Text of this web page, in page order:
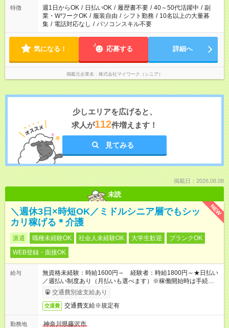
特徴 週1日からOK / 日払いOK / 履歴書不要 / 40～50代活躍中 / 副
業・WワークOK / 服装自由 / シフト勤務 / 10名以上の大量募
集 / 電話対応なし / パソコンスキル不要
気になる！ 応募する 詳細へ
掲載元企業名 株式会社マイワーク（シニア）
少しエリアを広げると、
求人が112件増えます！
見てみる
掲載日：2026.08.08
未読
NEW
＼週休3日×時短OK／ミドルシニア層でもシッ
カリ稼げる＊介護
派遣 職種未経験OK 社会人未経験OK 大学生歓迎
ブランクOK
WEB登録・面接OK
給与
無資格未経験：時給1600円～ 経験者：時給1800円～★日払い
／週払い制度あり（月払いも選べます）※稼働開始時は手続き完
了次第のお支払いとなります。
交通費別途支給あり
交通費 交通費支給※規定有
勤務地
神奈川県藤沢市